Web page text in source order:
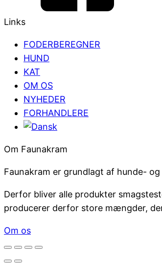
Links
FODERBEREGNER
HUND
KAT
OM OS
NYHEDER
FORHANDLERE
Om Faunakram
Faunakram er grundlagt af hunde-
Derfor bliver alle produkter
producerer derfor store mængder,
Om os